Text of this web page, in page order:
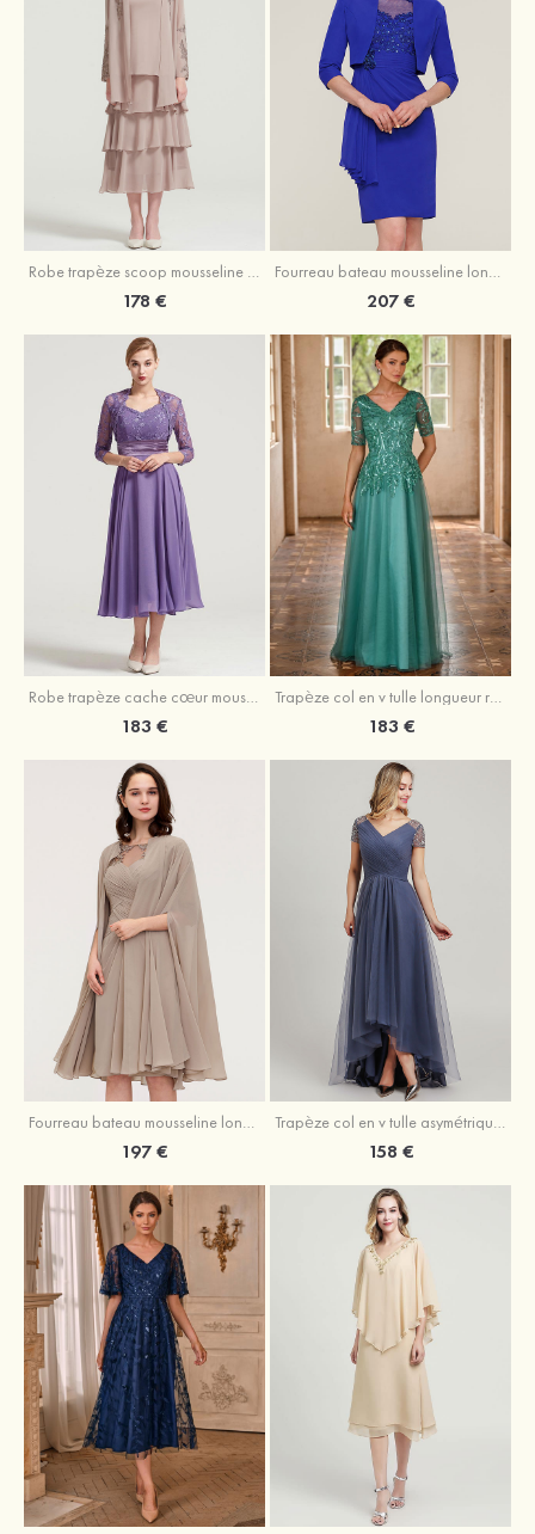
Robe trapèze scoop mousseline longueur mollet robe de mère de la mariée avec appliqué volants veste
178 €
Fourreau bateau mousseline longueur genou robe de mère de la mariée avec appliqué perle plissé veste
207 €
Robe trapèze cache cœur mousseline longueur mollet robe de mère de la mariée avec plissé veste
183 €
Trapèze col en v tulle longueur ras du sol robe de mère de la mariée avec perles paillettes
183 €
Fourreau bateau mousseline longueur genou robe de mère de la mariée avec appliqué plissé veste
197 €
Trapèze col en v tulle asymétrique robe de mère de la mariée
158 €